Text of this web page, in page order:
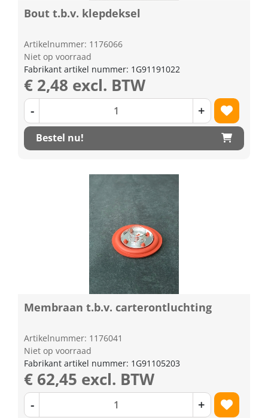
Bout t.b.v. klepdeksel
Artikelnummer: 1176066
Niet op voorraad
Fabrikant artikel nummer: 1G91191022
€ 2,48 excl. BTW
- +
Bestel nu!
Membraan t.b.v. carterontluchting
Artikelnummer: 1176041
Niet op voorraad
Fabrikant artikel nummer: 1G91105203
€ 62,45 excl. BTW
- +